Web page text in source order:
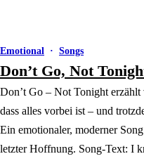
Emotional · Songs
Don’t Go, Not
Don’t Go – Not Tonight
dass alles vorbei ist – und
Ein emotionaler, moderner
letzter Hoffnung. Song-Text: I